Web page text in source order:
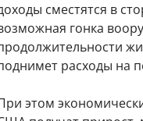
сместятся в
гонка
расходы на
этом